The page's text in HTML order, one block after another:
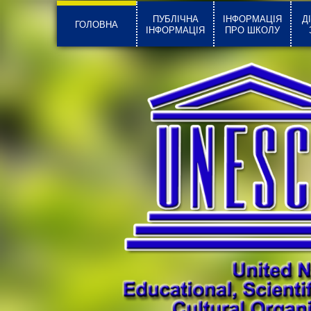
ГОЛОВНА
ПУБЛІЧНА
ІНФОРМАЦІЯ
ІНФОРМАЦІЯ
ПРО ШКОЛУ